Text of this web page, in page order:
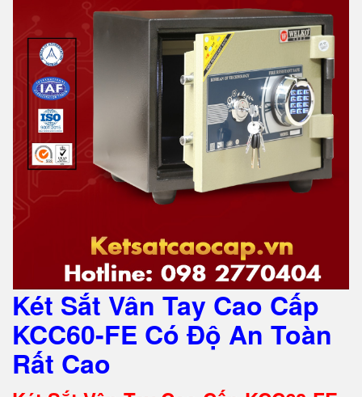
Két Sắt Vân Tay Cao Cấp
KCC60-FE Có Độ An Toàn
Rất Cao